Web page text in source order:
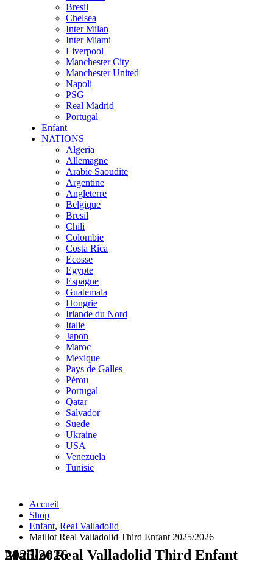
Bresil
Chelsea
Inter Milan
Inter Miami
Liverpool
Manchester City
Manchester United
Napoli
PSG
Real Madrid
Portugal
Enfant
NATIONS
Algeria
Allemagne
Arabie Saoudite
Argentine
Angleterre
Belgique
Bresil
Chili
Colombie
Costa Rica
Ecosse
Egypte
Espagne
Guatemala
Hongrie
Irlande du Nord
Italie
Japon
Maroc
Mexique
Pays de Galles
Pérou
Portugal
Qatar
Salvador
Suede
Ukraine
USA
Venezuela
Tunisie
Accueil
Shop
Enfant, Real Valladolid
Maillot Real Valladolid Third Enfant 2025/2026
Maillot Real Valladolid Third Enfant 2025/2026